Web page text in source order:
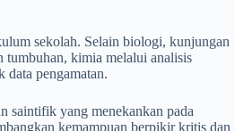
sekolah. Selain biologi, kunjungan
tumbuhan, kimia melalui analisis
data pengamatan.
saintifik yang menekankan pada
kemampuan berpikir kritis dan